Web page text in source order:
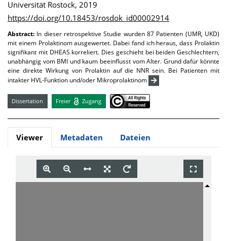
Universität Rostock, 2019
https://doi.org/10.18453/rosdok_id00002914
Abstract: In dieser retrospektive Studie wurden 87 Patienten (UMR, UKD)
mit einem Prolaktinom ausgewertet. Dabei fand ich heraus, dass Prolaktin
signifikant mit DHEAS korreliert. Dies geschieht bei beiden Geschlechtern,
unabhängig vom BMI und kaum beeinflusst vom Alter. Grund dafür könnte
eine direkte Wirkung von Prolaktin auf die NNR sein. Bei Patienten mit
intakter HVL-Funktion und/oder Mikroprolaktinom
Dissertation Freier Zugang
Viewer Metadaten Dateien